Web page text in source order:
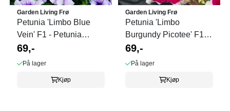
Garden Living Frø
Petunia 'Limbo Blue
Vein' F1 - Petunia
grandiflora
69,-
På lager
Kjøp
Garden Living Frø
Petunia 'Limbo
Burgundy Picotee' F1 -
Petunia grandiflora
69,-
På lager
Kjøp